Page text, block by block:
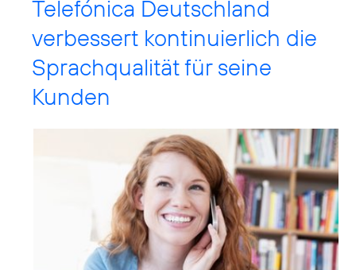
Telefónica Deutschland
verbessert kontinuierlich die
Sprachqualität für seine
Kunden